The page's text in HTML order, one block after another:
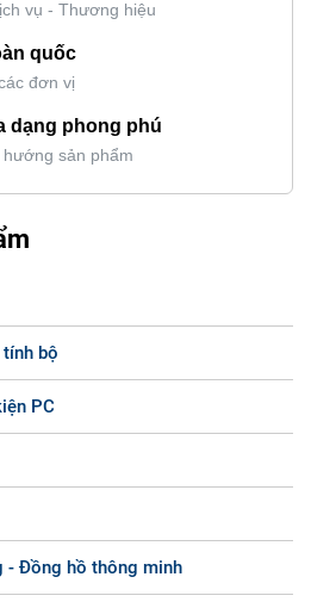
vụ - Thương hiệu
quốc
đơn vị
dạng phong phú
hướng sản phẩm
bộ
PC
- Đồng hồ thông minh